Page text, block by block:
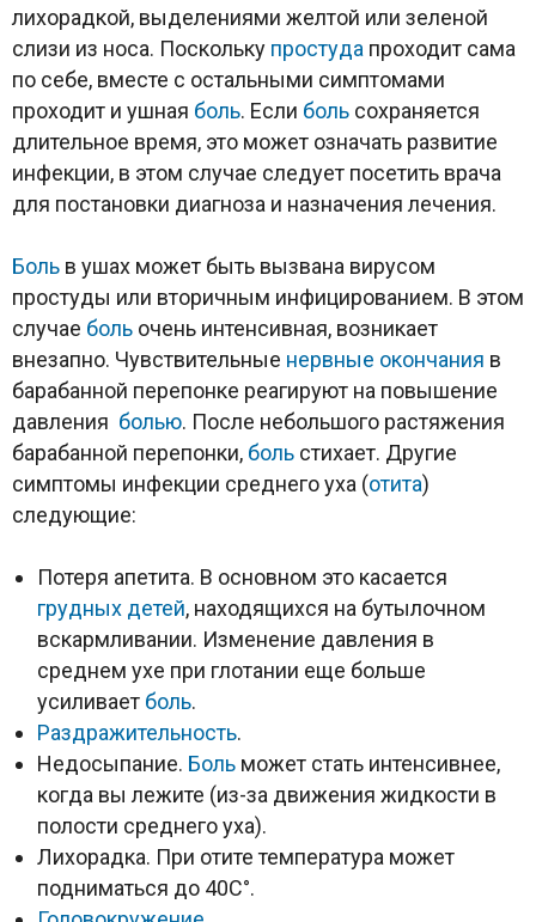
лихорадкой, выделениями желтой или зеленой
слизи из носа. Поскольку простуда проходит сама
по себе, вместе с остальными симптомами
проходит и ушная боль. Если боль сохраняется
длительное время, это может означать развитие
инфекции, в этом случае следует посетить врача
для постановки диагноза и назначения лечения.
Боль в ушах может быть вызвана вирусом
простуды или вторичным инфицированием. В этом
случае боль очень интенсивная, возникает
внезапно. Чувствительные нервные окончания в
барабанной перепонке реагируют на повышение
давления болью. После небольшого растяжения
барабанной перепонки, боль стихает. Другие
симптомы инфекции среднего уха (отита)
следующие:
Потеря апетита. В основном это касается
грудных детей, находящихся на бутылочном
вскармливании. Изменение давления в
среднем ухе при глотании еще больше
усиливает боль.
Раздражительность.
Недосыпание. Боль может стать интенсивнее,
когда вы лежите (из-за движения жидкости в
полости среднего уха).
Лихорадка. При отите температура может
подниматься до 40С°.